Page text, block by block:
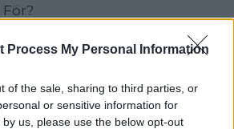
Process My Personal Information
of the sale, sharing to third parties, or
or sensitive information for
us, please use the below opt-out
Det Egentligen?